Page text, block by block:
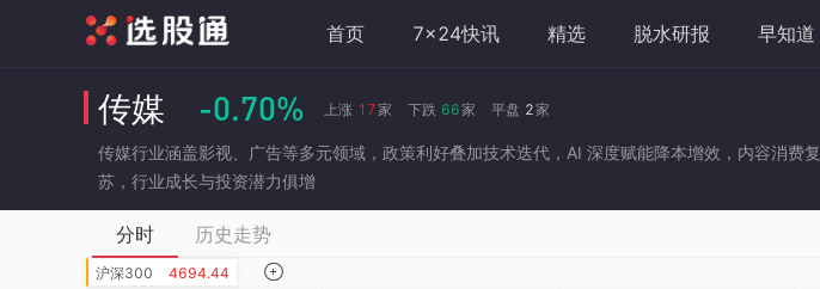
首页 7x24快讯 精选 脱水研报 早知道
传媒 -0.70% 上涨 17家 下跌 66家 平盘 2家
传媒行业涵盖影视、广告等多元领域，政策利好叠加技术迭代，AI 深度赋能降本增效，内容消费复
苏，行业成长与投资潜力俱增
分时 历史走势
沪深300 4694.44 